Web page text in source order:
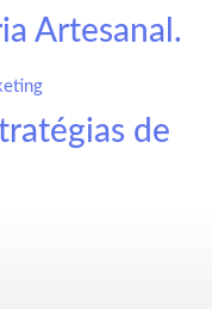
Artesanal.
de